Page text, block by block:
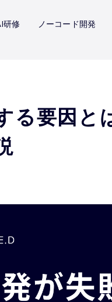
研修 ノーコード開発
る要因と